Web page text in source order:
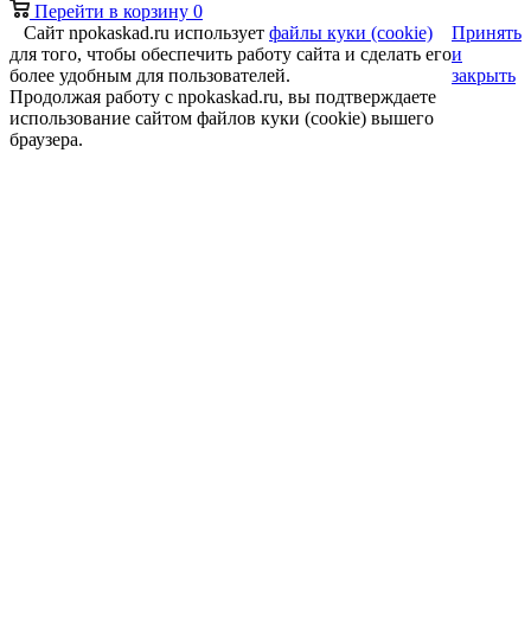
Перейти в корзину 0
Сайт npokaskad.ru использует файлы куки (cookie)
для того, чтобы обеспечить работу сайта и сделать его
более удобным для пользователей.
Продолжая работу с npokaskad.ru, вы подтверждаете
использование сайтом файлов куки (cookie) вышего
браузера.
Принять
и
закрыть